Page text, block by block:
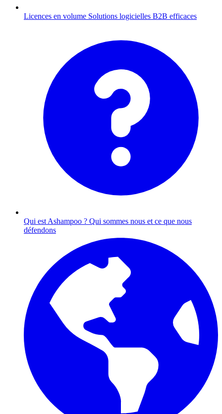
Licences en volume Solutions logicielles B2B efficaces
Qui est Ashampoo ? Qui sommes nous et ce que nous
défendons